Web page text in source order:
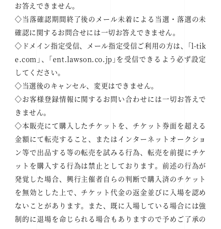
お答えできません。
◇当落確認期間終了後のメール未着による当選・落選の未
確認に関するお問合せには一切お答えできません。
◇ドメイン指定受信、メール指定受信ご利用の方は、｢l-tik
e.com｣、｢ent.lawson.co.jp｣を受信できるよう必ず設定
してください。
◇当選後のキャンセル、変更はできません。
◇お客様登録情報に関するお問い合わせには一切お答えで
きません。
◇本販売にて購入したチケットを、チケット券面を超える
金額にて転売すること、またはインターネットオークショ
ン等で出品する等の転売を試みる行為、転売を前提にチケ
ットを購入する行為は禁止としております。前述の行為が
発覚した場合、興行主催者自らの判断で購入済のチケット
を無効とした上で、チケット代金の返金並びに入場を認め
ないことがあります。また、既に入場している場合には強
制的に退場を命じられる場合もありますので予めご了承の